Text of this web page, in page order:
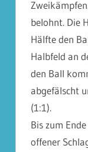
belohnt. Die
Hälfte den
Halbfeld an
den Ball
abgefälscht
(1:1).
Bis zum
offener